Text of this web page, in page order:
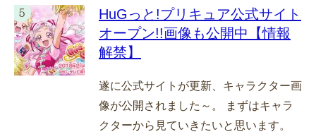
HuGっと!プリキュア公式サイト
オープン!!画像も公開中【情報
解禁】
遂に公式サイトが更新、キャラクター画
像が公開されました～。 まずはキャラ
クターから見ていきたいと思います。